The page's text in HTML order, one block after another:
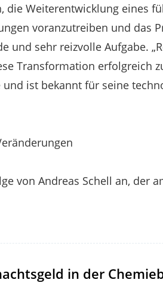
die Weiterentwicklung eines
voranzutreiben und das
und sehr reizvolle Aufgabe.
Transformation erfolgreich
ist bekannt für seine
von Andreas Schell an, der
in der